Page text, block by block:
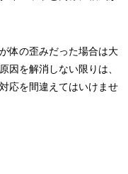
体の歪みだった場合は大
因を解消しない限りは、
応を間違えてはいけませ